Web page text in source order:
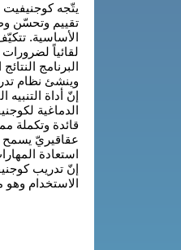
يتّجه
تقييم وتحسّن
الأساسية.
لقائياً
البرنامج
وينشئ نظام
إنّ أداة التنبيه
الدماغية
قائدة وتكملة
عقاقيريّ
استعادة
إنّ تدريب
الاستخدام